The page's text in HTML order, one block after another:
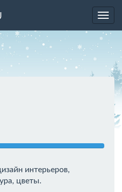
интерьеров,
цветы.